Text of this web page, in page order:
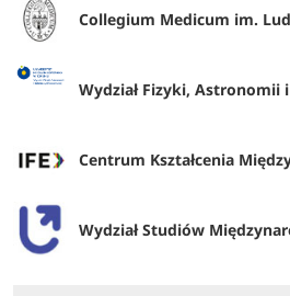
Collegium Medicum im. Ludwika
Wydział Fizyki, Astronomii i
Centrum Kształcenia
Wydział Studiów Międzynarodowych